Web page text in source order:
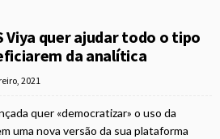
Viya quer ajudar todo o tipo
da analítica
2021
quer «democratizar» o uso da
uma nova versão da sua plataforma